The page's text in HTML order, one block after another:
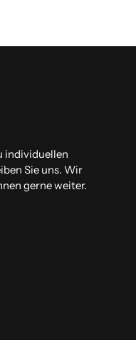
individuellen
Sie uns. Wir
gerne weiter.